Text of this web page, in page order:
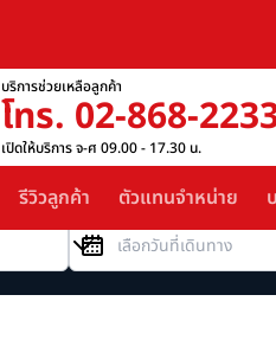
บริการช่วยเหลือลูกค้า
โทร. 02-868-
เปิดให้บริการ จ-ศ 09.00 - 17.30 น.
รีวิวลูกค้า ตัวแทนจำหน่าย
วันที่เดินทาง